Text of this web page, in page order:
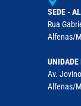
SEDE -
Rua
Alfenas/
UNIDADE
Av.
Alfenas/